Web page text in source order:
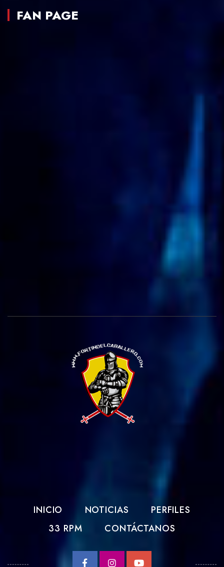
FAN PAGE
INICIO NOTICIAS
PERFILES
33 RPM
CONTÁCTANOS